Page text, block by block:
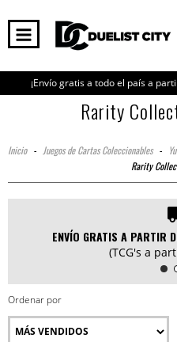
¡Envío gratis a todo el país a
Rarity
Inicio - Juegos de Cartas Coleccionables -
Rarity
ENVÍO GRATIS A PARTIR
(TCG's a
Ordenar por